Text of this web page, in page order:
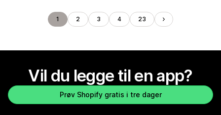
1 2 3 4 23
Vil du legge til en app?
Prøv Shopify gratis i tre dager